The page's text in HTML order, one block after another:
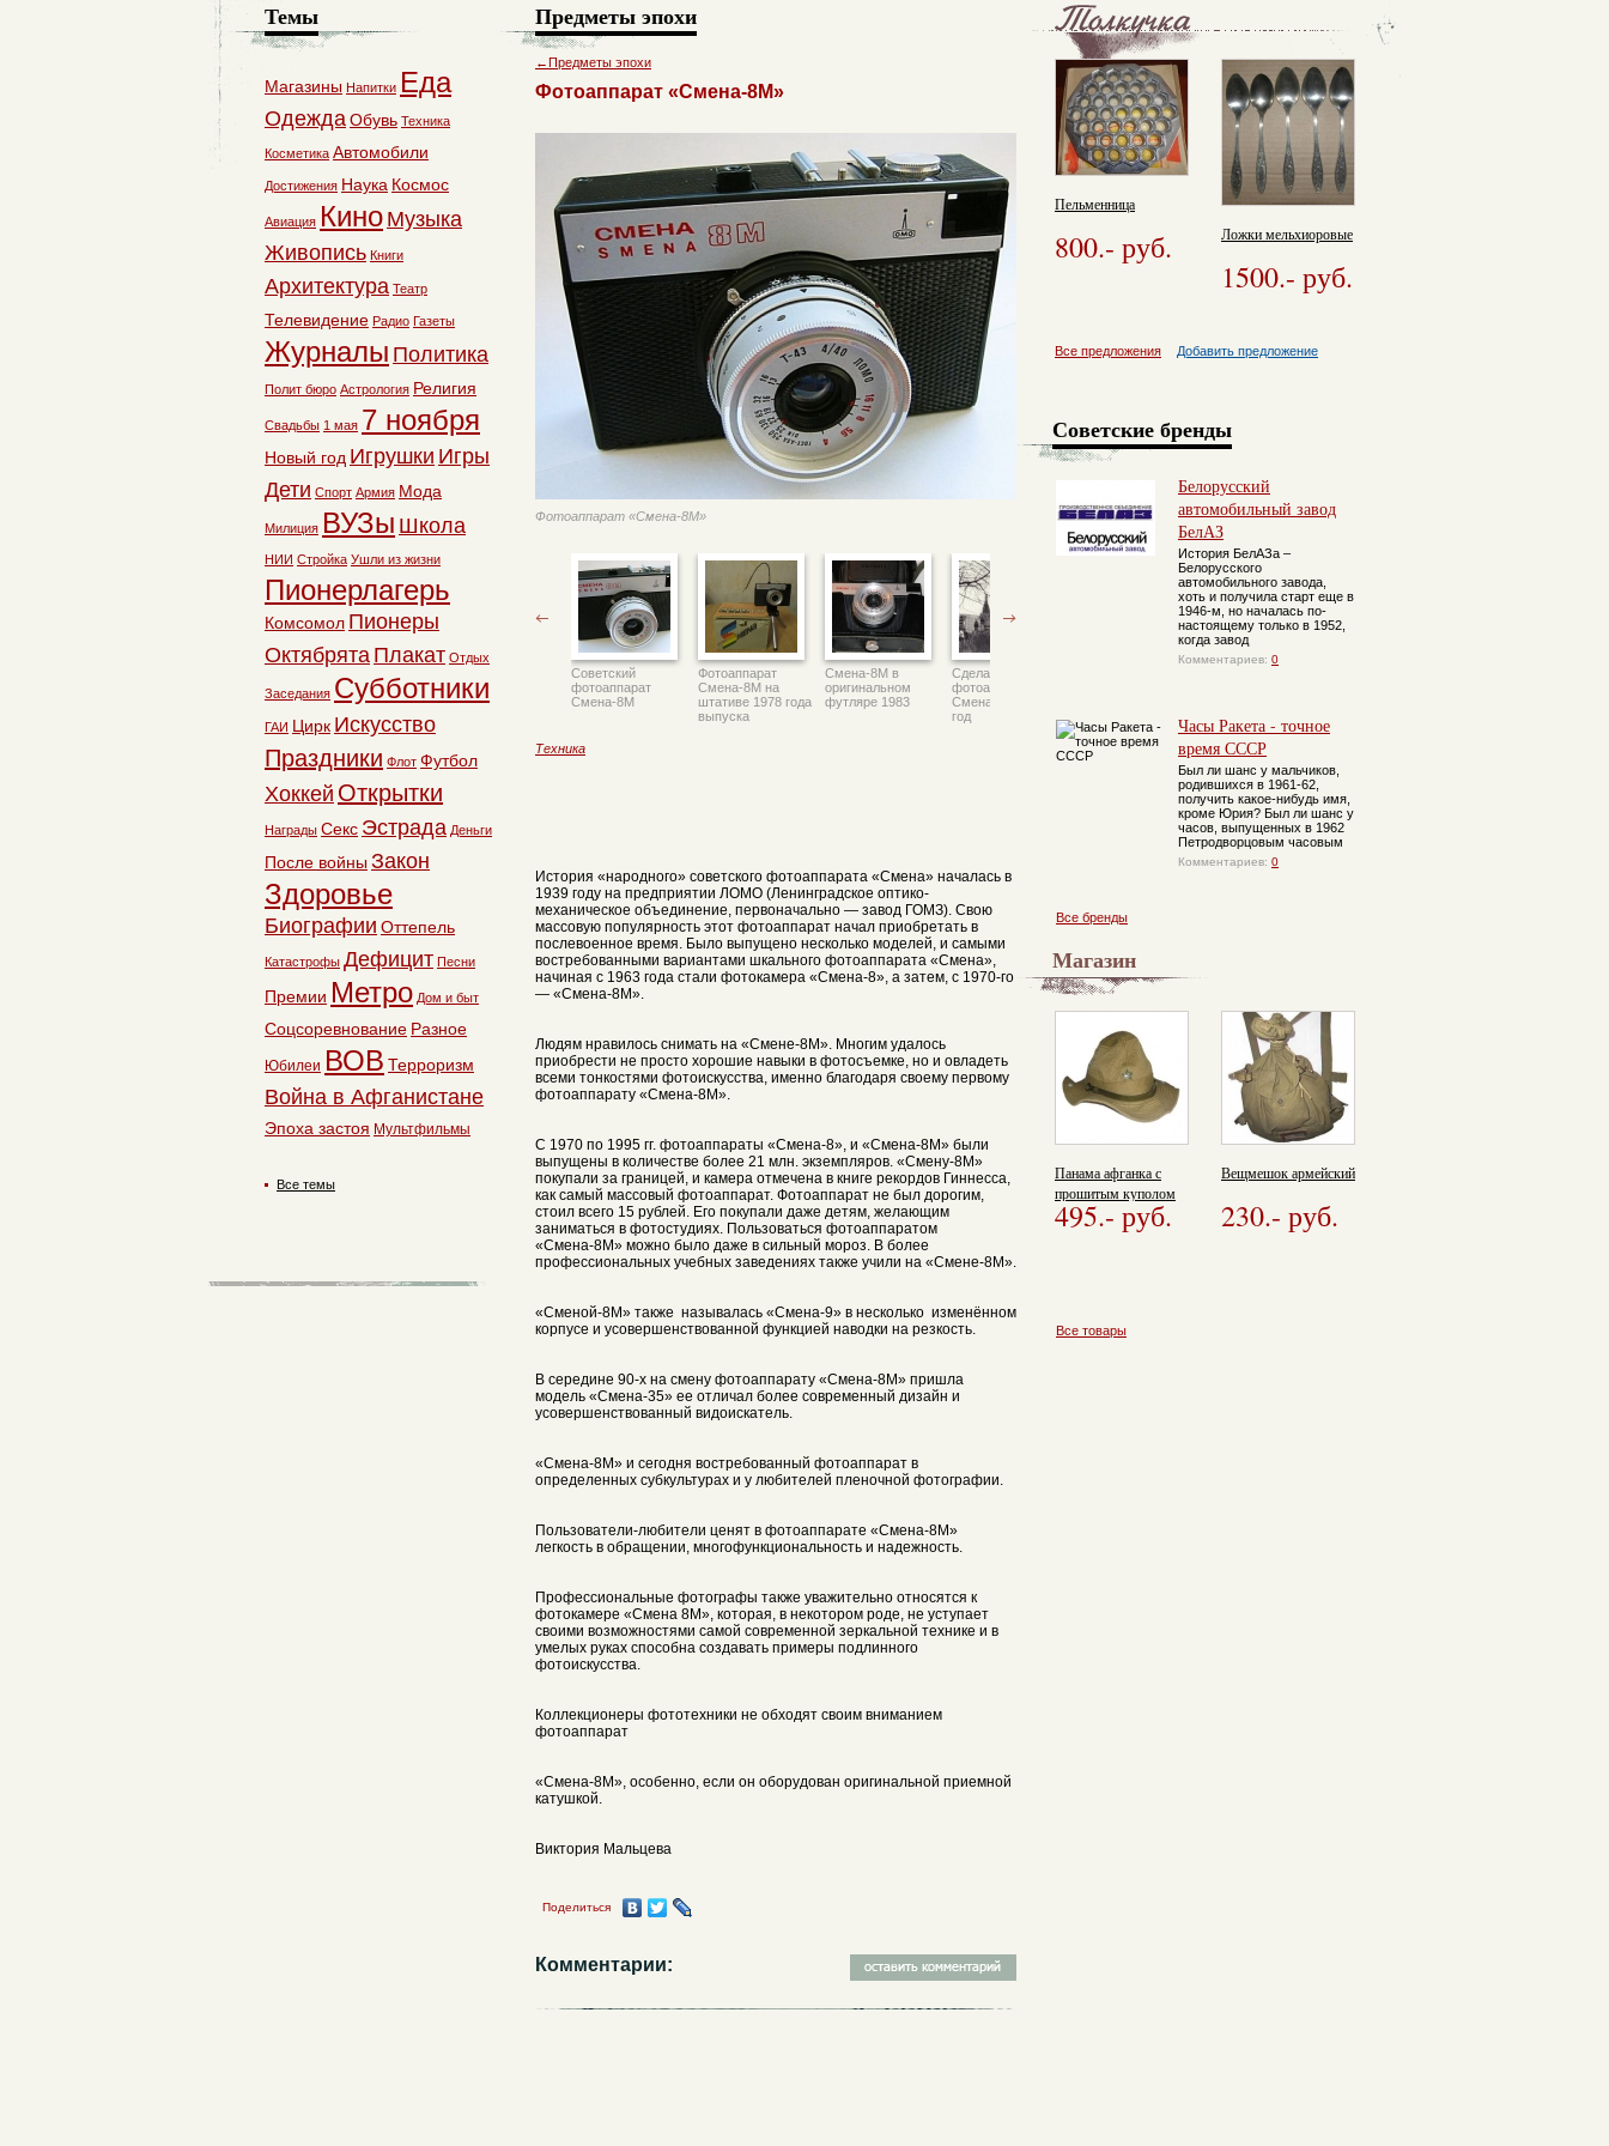
Предметы эпохи
←Предметы эпохи
Фотоаппарат «Смена-8М»
Фотоаппарат «Смена-8М»
Советский
фотоаппарат
Смена-8М
Фотоаппарат
Смена-8М на
штативе 1978 года
выпуска
Смена-8М в
оригинальном
футляре 1983
Сделано в СССР
фотоаппаратом
Смена-8М, 1985
год
Техника
История «народного» советского фотоаппарата «Смена» началась в
1939 году на предприятии ЛОМО (Ленинградское оптико-
механическое объединение, первоначально — завод ГОМЗ). Свою
массовую популярность этот фотоаппарат начал приобретать в
послевоенное время. Было выпущено несколько моделей, и самыми
востребованными вариантами шкального фотоаппарата «Смена»,
начиная с 1963 года стали фотокамера «Смена-8», а затем, с 1970-го
— «Смена-8М».
Людям нравилось снимать на «Смене-8М». Многим удалось
приобрести не просто хорошие навыки в фотосъемке, но и овладеть
всеми тонкостями фотоискусства, именно благодаря своему первому
фотоаппарату «Смена-8М».
С 1970 по 1995 гг. фотоаппараты «Смена-8», и «Смена-8М» были
выпущены в количестве более 21 млн. экземпляров. «Смену-8М»
покупали за границей, и камера отмечена в книге рекордов Гиннесса,
как самый массовый фотоаппарат. Фотоаппарат не был дорогим,
стоил всего 15 рублей. Его покупали даже детям, желающим
заниматься в фотостудиях. Пользоваться фотоаппаратом
«Смена-8М» можно было даже в сильный мороз. В более
профессиональных учебных заведениях также учили на «Смене-8М».
«Сменой-8М» также называлась «Смена-9» в несколько изменённом
корпусе и усовершенствованной функцией наводки на резкость.
В середине 90-х на смену фотоаппарату «Смена-8М» пришла
модель «Смена-35» ее отличал более современный дизайн и
усовершенствованный видоискатель.
«Смена-8М» и сегодня востребованный фотоаппарат в
определенных субкультурах и у любителей пленочной фотографии.
Пользователи-любители ценят в фотоаппарате «Смена-8М»
легкость в обращении, многофункциональность и надежность.
Профессиональные фотографы также уважительно относятся к
фотокамере «Смена 8М», которая, в некотором роде, не уступает
своими возможностями самой современной зеркальной технике и в
умелых руках способна создавать примеры подлинного
фотоискусства.
Коллекционеры фототехники не обходят своим вниманием
фотоаппарат
«Смена-8М», особенно, если он оборудован оригинальной приемной
катушкой.
Виктория Мальцева
Поделиться
Комментарии:
Пельменница
800.- руб. Ложки мельхиоровые
1500.- руб.
Все предложения Добавить предложение
Советские бренды
Белорусский
автомобильный завод
БелАЗ
История БелАЗа –
Белорусского
автомобильного завода,
хоть и получила старт еще в
1946-м, но началась по-
настоящему только в 1952,
когда завод
Комментариев: 0
Часы Ракета - точное
время СССР
Был ли шанс у мальчиков,
родившихся в 1961-62,
получить какое-нибудь имя,
кроме Юрия? Был ли шанс у
часов, выпущенных в 1962
Петродворцовым часовым
Комментариев: 0
Все бренды
Магазин
Панама афганка с
прошитым куполом
495.- руб.
Вещмешок армейский
230.- руб.
Все товары
Темы
Магазины Напитки Еда
ОдеждаОбувь Техника
Косметика Автомобили
Достижения Наука Космос
Авиация Кино Музыка
Живопись Книги
Архитектура Театр
Телевидение Радио Газеты
Журналы Политика
Полит бюро Астрология Религия
Свадьбы 1 мая 7 ноября
Новый год Игрушки Игры
Дети Спорт Армия Мода
Милиция ВУЗы Школа
НИИ Стройка Ушли из жизни
Пионерлагерь
Комсомол Пионеры
Октябрята Плакат Отдых
Заседания Субботники
ГАИ Цирк Искусство
Праздники Флот Футбол
Хоккей Открытки
Награды Секс Эстрада Деньги
После войны Закон
Здоровье
Биографии Оттепель
Катастрофы Дефицит Песни
Премии Метро Дом и быт
Соцсоревнование Разное
Юбилеи ВОВ Терроризм
Война в Афганистане
Эпоха застоя Мультфильмы
Все темы